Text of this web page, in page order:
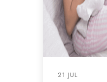
21 JUL